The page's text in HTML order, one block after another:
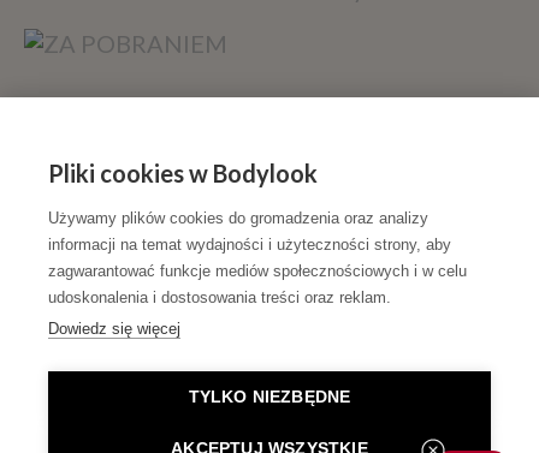
Pliki cookies w Bodylook
Używamy plików cookies do gromadzenia oraz analizy
informacji na temat wydajności i użyteczności strony, aby
zagwarantować funkcje mediów społecznościowych i w celu
udoskonalenia i dostosowania treści oraz reklam.
Dowiedz się więcej
TYLKO NIEZBĘDNE
AKCEPTUJ WSZYSTKIE